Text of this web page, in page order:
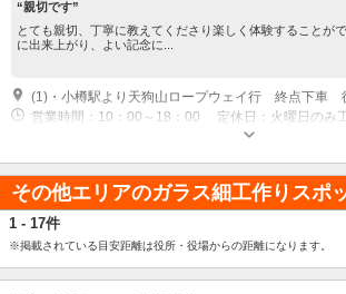
“親切です”
とても親切、丁寧に教えてくださり楽しく体験することが
に出来上がり、よい記念に...
営業時間：10：00～18：00 定休日：火曜日のみ
その他エリアのガラス細工作りスポ
1 - 17件
※掲載されている目安距離は役所・役場からの距離になります。